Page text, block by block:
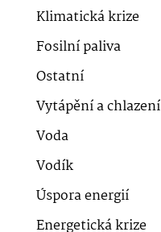
Klimatická krize
Fosilní paliva
Ostatní
Vytápění a chlazení
Voda
Vodík
Úspora energií
Energetická krize